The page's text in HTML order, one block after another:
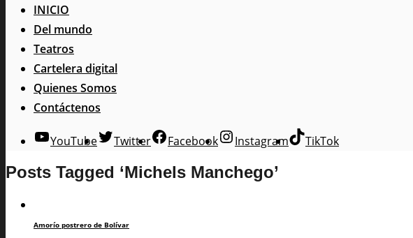
INICIO
Del mundo
Teatros
Cartelera digital
Quienes Somos
Contáctenos
YouTube Twitter Facebook Instagram TikTok
Posts Tagged ‘Michels Manchego’
Amorío postrero de Bolívar